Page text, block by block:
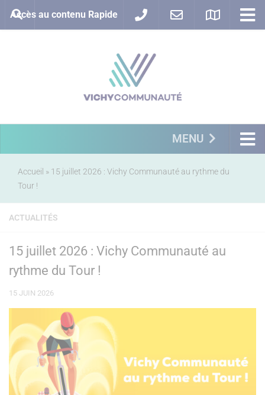
Accès au contenu Rapide
MENU
Accueil » 15 juillet 2026 : Vichy Communauté au rythme du
Tour !
ACTUALITÉS
15 juillet 2026 : Vichy Communauté au
rythme du Tour !
15 JUIN 2026